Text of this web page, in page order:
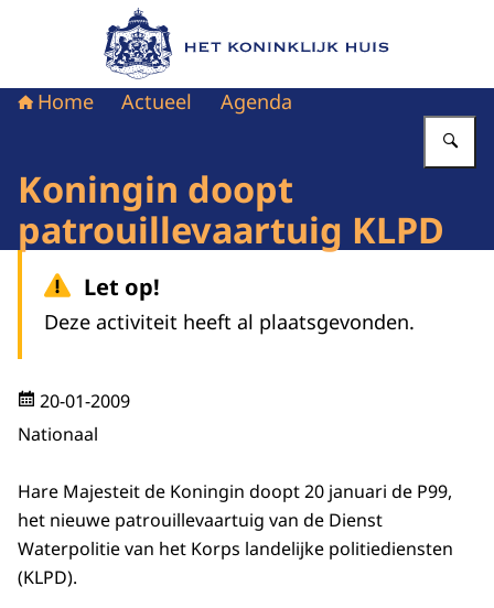
Naar de homepage van Het Koninklijk Huis
Home Actueel Agenda
Koningin doopt
patrouillevaartuig KLPD
Let op!
Deze activiteit heeft al plaatsgevonden.
20-01-2009
Nationaal
Hare Majesteit de Koningin doopt 20 januari de P99,
het nieuwe patrouillevaartuig van de Dienst
Waterpolitie van het Korps landelijke politiediensten
(KLPD).